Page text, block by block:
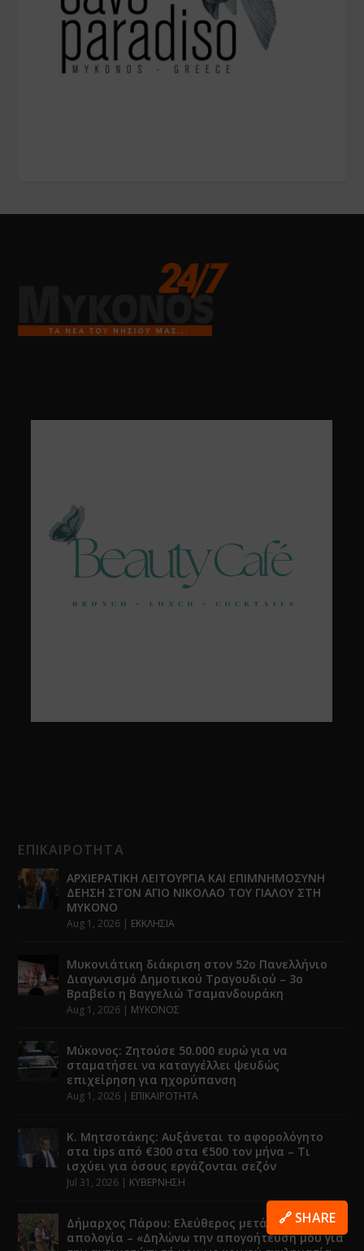
ΕΠΙΚΑΙΡΟΤΗΤΑ
ΑΡΧΙΕΡΑΤΙΚΗ ΛΕΙΤΟΥΡΓΙΑ ΚΑΙ ΕΠΙΜΝΗΜΟΣΥΝΗ
ΔΕΗΣΗ ΣΤΟΝ ΑΓΙΟ ΝΙΚΟΛΑΟ ΤΟΥ ΓΙΑΛΟΥ ΣΤΗ
ΜΥΚΟΝΟ
Aug 1, 2026 | ΕΚΚΛΗΣΙΑ
Μυκονιάτικη διάκριση στον 52ο Πανελλήνιο
Διαγωνισμό Δημοτικού Τραγουδιού – 3ο
Βραβείο η Βαγγελιώ Τσαμανδουράκη
Aug 1, 2026 | ΜΥΚΟΝΟΣ
Μύκονος: Ζητούσε 50.000 ευρώ για να
σταματήσει να καταγγέλλει ψευδώς
επιχείρηση για ηχορύπανση
Aug 1, 2026 | ΕΠΙΚΑΙΡΟΤΗΤΑ
Κ. Μητσοτάκης: Αυξάνεται το αφορολόγητο
στα tips από €300 στα €500 τον μήνα – Τι
ισχύει για όσους εργάζονται σεζόν
Jul 31, 2026 | ΚΥΒΕΡΝΗΣΗ
Δήμαρχος Πάρου: Ελεύθερος μετά την
απολογία – «Δηλώνω την απογοήτευσή μου για
🔗 SHARE